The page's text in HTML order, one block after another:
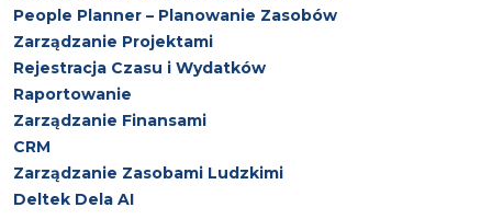
People Planner – Planowanie Zasobów
Zarządzanie Projektami
Rejestracja Czasu i Wydatków
Raportowanie
Zarządzanie Finansami
CRM
Zarządzanie Zasobami Ludzkimi
Deltek Dela AI